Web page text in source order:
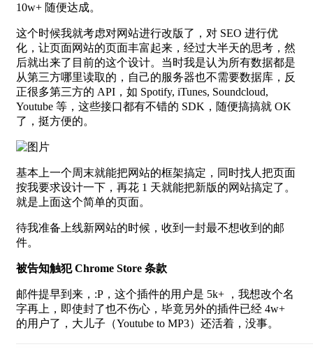
10w+ 随便达成。
这个时候我就考虑对网站进行改版了，对 SEO 进行优
化，让页面网站的页面丰富起来，经过大半天的思考，然
后就出来了目前的这个设计。当时我是认为所有数据都是
从第三方哪里读取的，自己的服务器也不需要数据库，反
正很多第三方的 API，如 Spotify, iTunes, Soundcloud,
Youtube 等，这些接口都有不错的 SDK，随便搞搞就 OK
了，挺方便的。
基本上一个周末就能把网站的框架搞定，同时找人把页面
按我要求设计一下，再花 1 天就能把新版的网站搞定了。
就是上面这个简单的页面。
待我准备上线新网站的时候，收到一封最不想收到的邮
件。
被告知触犯 Chrome Store 条款
邮件提早到来，:P，这个插件的用户是 5k+ ，我想改个名
字再上，即使封了也不伤心，毕竟另外的插件已经 4w+
的用户了，大儿子（Youtube to MP3）还活着，没事。